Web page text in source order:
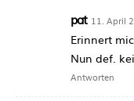
pat 11. April
Erinnert
Nun def.
Antworten